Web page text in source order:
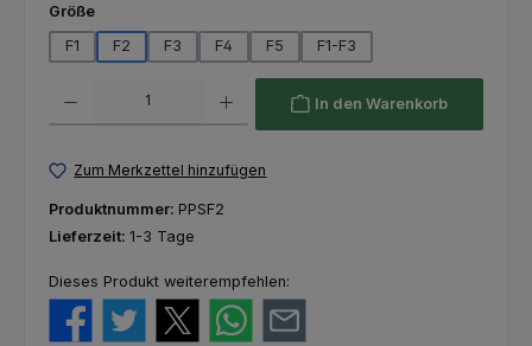
Größeauswählen
F1
F2 F3 F4 F5 F1-F3
In den Warenkorb
Zum Merkzettel hinzufügen
Produktnummer: PPSF2
Lieferzeit: 1-3 Tage
Dieses Produkt weiterempfehlen: